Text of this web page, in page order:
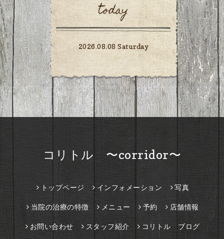
today
2026.08.08 Saturday
コリトル 〜corridor〜
トップページ インフォメーション 写真
当院の治療の特徴 メニュー 予約 店舗情報
お問い合わせ スタッフ紹介 コリトル ブログ